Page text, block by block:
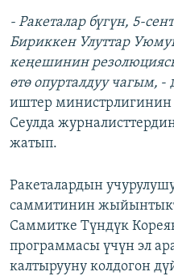
- Ракеталар бүгүн, 5-
Бириккен Улуттар
кеңешинин
өтө опурталдуу чагым, -
иштер министрлигинин
Сеулда
жатып.
Ракеталардын
саммитинин
Саммитке Түндүк
программасы үчүн эл
калтырууну колдогон